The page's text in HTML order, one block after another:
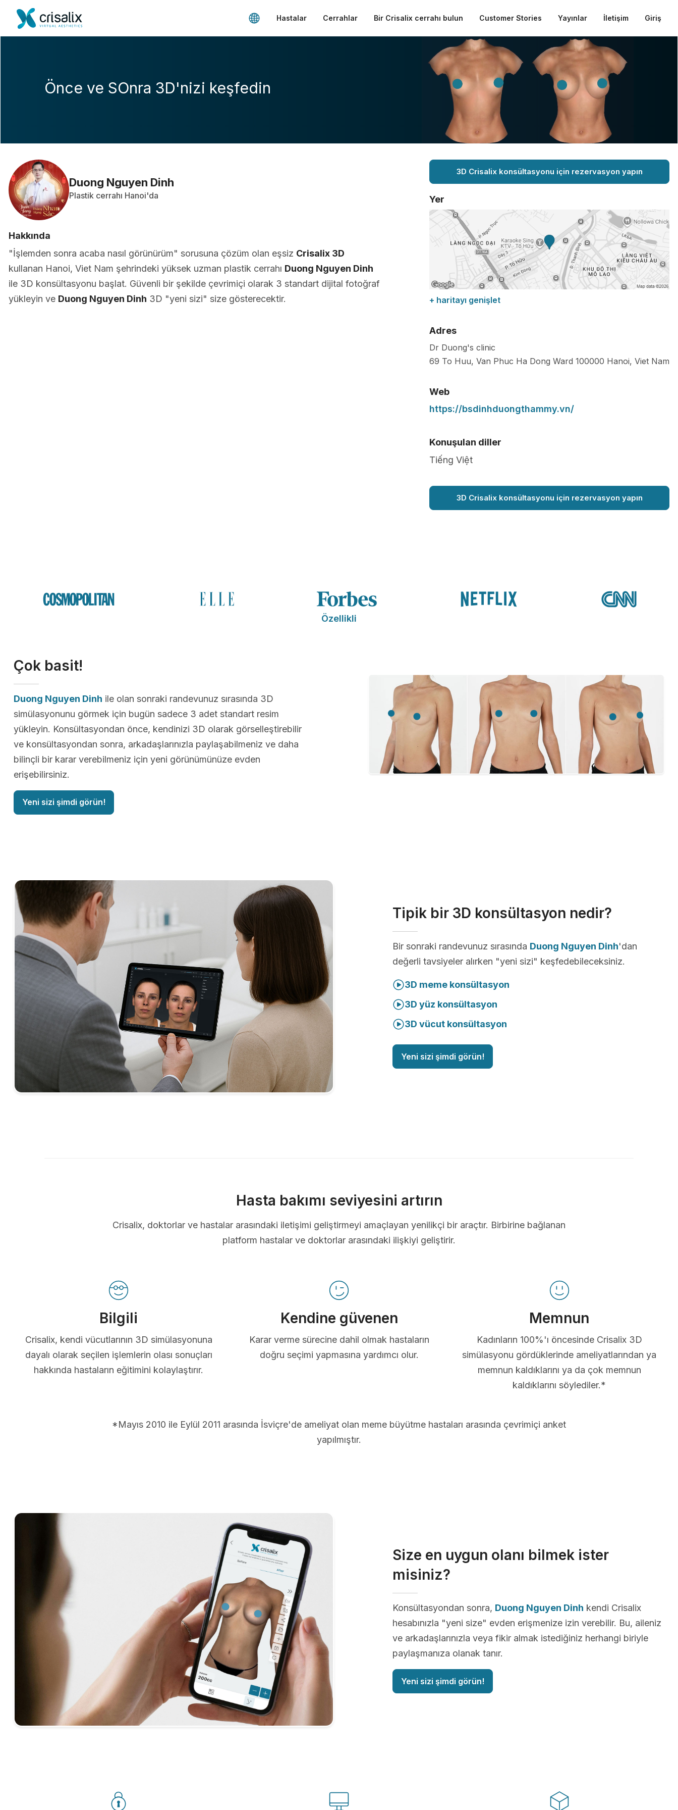
Hastalar Cerrahlar Bir Crisalix cerrahı bulun Customer Stories Yayınlar İletişim Giriş
Önce ve SOnra 3D'nizi keşfedin
Duong Nguyen Dinh
Plastik cerrahı Hanoi'da
Hakkında
"İşlemden sonra acaba nasıl görünürüm" sorusuna çözüm olan eşsiz Crisalix 3D
kullanan Hanoi, Viet Nam şehrindeki yüksek uzman plastik cerrahı Duong Nguyen Dinh
ile 3D konsültasyonu başlat. Güvenli bir şekilde çevrimiçi olarak 3 standart dijital fotoğraf
yükleyin ve Duong Nguyen Dinh 3D "yeni sizi" size gösterecektir.
3D Crisalix konsültasyonu için rezervasyon yapın
Yer
+ haritayı genişlet
Adres
Dr Duong's clinic
69 To Huu, Van Phuc Ha Dong Ward 100000 Hanoi, Viet Nam
Web
https://bsdinhduongthammy.vn/
Konuşulan diller
Tiếng Việt
3D Crisalix konsültasyonu için rezervasyon yapın
Özellikli
Çok basit!
Duong Nguyen Dinh ile olan sonraki randevunuz sırasında 3D
simülasyonunu görmek için bugün sadece 3 adet standart resim
yükleyin. Konsültasyondan önce, kendinizi 3D olarak görselleştirebilir
ve konsültasyondan sonra, arkadaşlarınızla paylaşabilmeniz ve daha
bilinçli bir karar verebilmeniz için yeni görünümünüze evden
erişebilirsiniz.
Yeni sizi şimdi görün!
Tipik bir 3D konsültasyon nedir?
Bir sonraki randevunuz sırasında Duong Nguyen Dinh'dan
değerli tavsiyeler alırken "yeni sizi" keşfedebileceksiniz.
3D meme konsültasyon
3D yüz konsültasyon
3D vücut konsültasyon
Yeni sizi şimdi görün!
Hasta bakımı seviyesini artırın
Crisalix, doktorlar ve hastalar arasındaki iletişimi geliştirmeyi amaçlayan yenilikçi bir araçtır. Birbirine bağlanan
platform hastalar ve doktorlar arasındaki ilişkiyi geliştirir.
Bilgili
Crisalix, kendi vücutlarının 3D simülasyonuna
dayalı olarak seçilen işlemlerin olası sonuçları
hakkında hastaların eğitimini kolaylaştırır.
Kendine güvenen
Karar verme sürecine dahil olmak hastaların
doğru seçimi yapmasına yardımcı olur.
Memnun
Kadınların 100%'ı öncesinde Crisalix 3D
simülasyonu gördüklerinde ameliyatlarından ya
memnun kaldıklarını ya da çok memnun
kaldıklarını söylediler.*
*Mayıs 2010 ile Eylül 2011 arasında İsviçre'de ameliyat olan meme büyütme hastaları arasında çevrimiçi anket
yapılmıştır.
Size en uygun olanı bilmek ister
misiniz?
Konsültasyondan sonra, Duong Nguyen Dinh kendi Crisalix
hesabınızla "yeni size" evden erişmenize izin verebilir. Bu, aileniz
ve arkadaşlarınızla veya fikir almak istediğiniz herhangi biriyle
paylaşmanıza olanak tanır.
Yeni sizi şimdi görün!